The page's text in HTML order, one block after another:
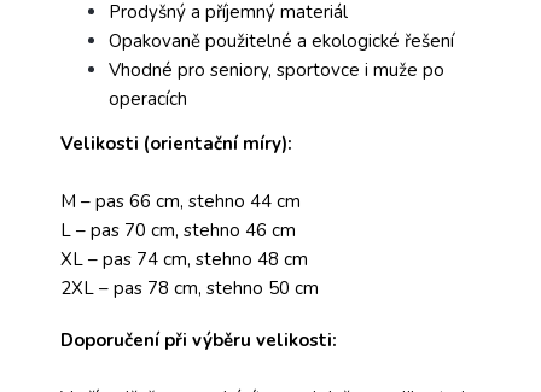
Prodyšný a příjemný materiál
Opakovaně použitelné a ekologické řešení
Vhodné pro seniory, sportovce i muže po
operacích
Velikosti (orientační míry):
M – pas 66 cm, stehno 44 cm
L – pas 70 cm, stehno 46 cm
XL – pas 74 cm, stehno 48 cm
2XL – pas 78 cm, stehno 50 cm
Doporučení při výběru velikosti: